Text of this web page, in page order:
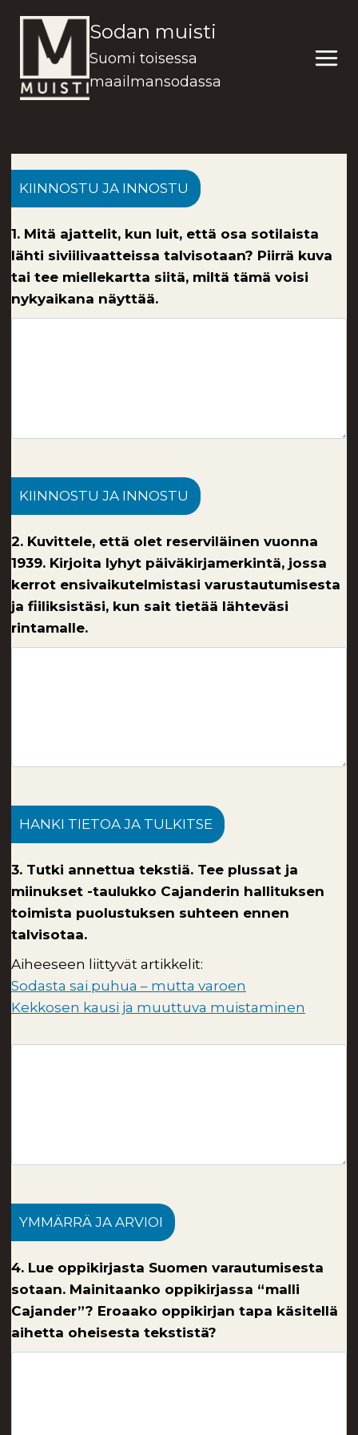
sisältöön
Sodan muisti
Suomi toisessa
maailmansodassa
KIINNOSTU JA INNOSTU
1. Mitä ajattelit, kun luit, että osa sotilaista
lähti siviilivaatteissa talvisotaan? Piirrä kuva
tai tee miellekartta siitä, miltä tämä voisi
nykyaikana näyttää.
KIINNOSTU JA INNOSTU
2. Kuvittele, että olet reserviläinen vuonna
1939. Kirjoita lyhyt päiväkirjamerkintä, jossa
kerrot ensivaikutelmistasi varustautumisesta
ja fiiliksistäsi, kun sait tietää lähteväsi
rintamalle.
HANKI TIETOA JA TULKITSE
3. Tutki annettua tekstiä. Tee plussat ja
miinukset -taulukko Cajanderin hallituksen
toimista puolustuksen suhteen ennen
talvisotaa.
Aiheeseen liittyvät artikkelit:
Sodasta sai puhua – mutta varoen
Kekkosen kausi ja muuttuva muistaminen
YMMÄRRÄ JA ARVIOI
4. Lue oppikirjasta Suomen varautumisesta
sotaan. Mainitaanko oppikirjassa “malli
Cajander”? Eroaako oppikirjan tapa käsitellä
aihetta oheisesta tekstistä?